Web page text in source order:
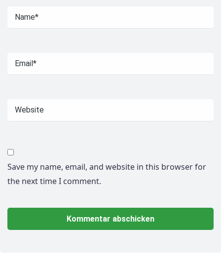
Save my name, email, and website in this browser for
the next time I comment.